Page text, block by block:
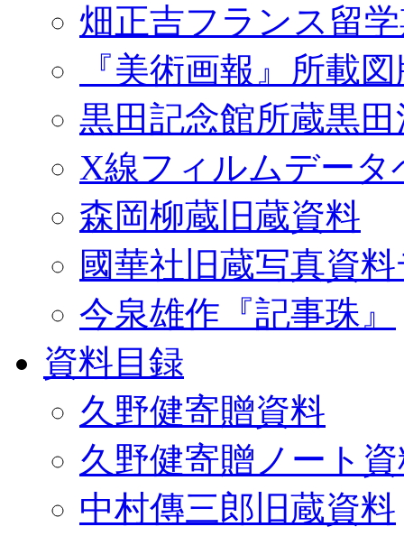
畑正吉フランス留
『美術画報』所載
黒田記念館所蔵黒
X線フィルムデータ
森岡柳蔵旧蔵資料
國華社旧蔵写真資
今泉雄作『記事珠』
資料目録
久野健寄贈資料
久野健寄贈ノート
中村傳三郎旧蔵資料